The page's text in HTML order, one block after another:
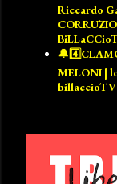
Riccardo
MELONI |
billaccioTV